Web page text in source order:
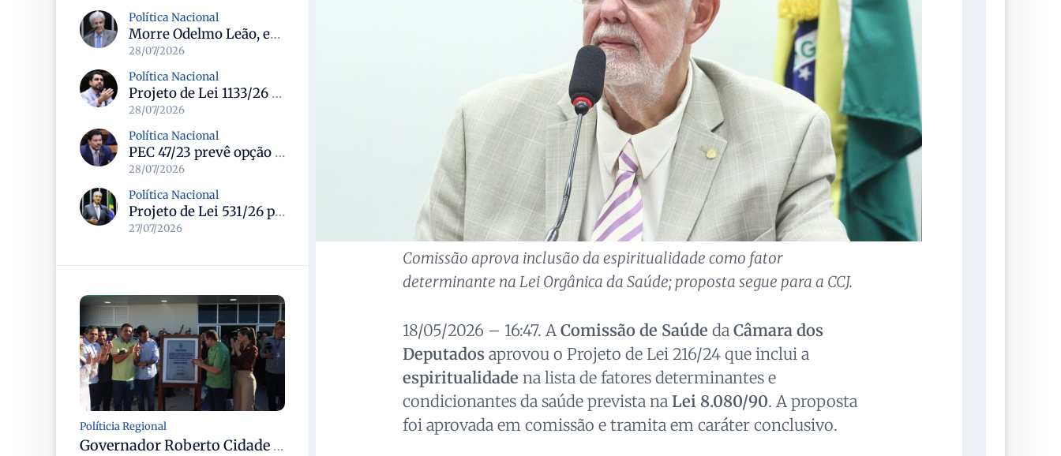
Política Nacional
Morre Odelmo Leão, ex-deputado federal e duas vezes prefeito de Uberlândia, aos 80 anos
28/07/2026
Política Nacional
Projeto de Lei 1133/26 cria política de atendimento psicológico voluntário com dedução no Imposto de Renda
28/07/2026
Política Nacional
PEC 47/23 prevê opção por remuneração da União para servidores dos ex-territórios do Amapá, Rondônia e Roraima
28/07/2026
Política Nacional
Projeto de Lei 531/26 propõe política nacional para combater solidão social entre idosos
27/07/2026
Políticia Regional
Governador Roberto Cidade entrega readequação do ambulatório da FCecon e amplia capacidade de atendimento oncológico em Manaus
Comissão aprova inclusão da espiritualidade como fator
determinante na Lei Orgânica da Saúde; proposta segue para a CCJ.
18/05/2026 – 16:47. A Comissão de Saúde da Câmara dos
Deputadosaprovou o Projeto de Lei 216/24 que inclui a
espiritualidade na lista de fatores determinantes e
condicionantes da saúde prevista na Lei 8.080/90. A proposta
foi aprovada em comissão e tramita em caráter conclusivo.